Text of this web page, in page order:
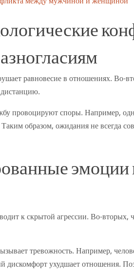
равновесие в отношениях. Во-
провоцируют споры. Например,
образом, ожидания не всегда
эмоции
к скрытой агрессии. Во-вторых,
тревожность. Например,
дискомфорт ухудшает отношения.